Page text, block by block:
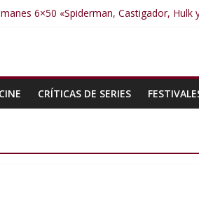
6×50 «Spiderman, Castigador,
6×46 «Ciudadano Minion»
CRÍTICAS DE SERIES